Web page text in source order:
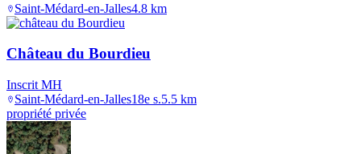
Saint-Médard-en-Jalles4.8 km
Château du Bourdieu
Inscrit MH
Saint-Médard-en-Jalles18e s.5.5 km
propriété privée